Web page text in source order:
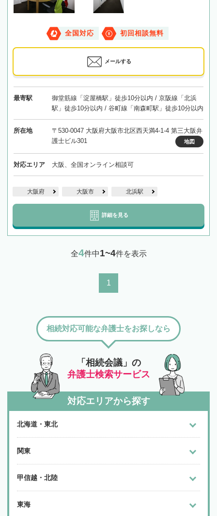
全国対応 初回相談無料
メールする
最寄駅
御堂筋線「淀屋橋駅」徒歩10分以内 / 京阪線「北浜
駅」徒歩10分以内 / 谷町線「南森町駅」徒歩10分以内
所在地
〒530-0047 大阪府大阪市北区西天満4-1-4 第三大阪弁
護士ビル301
地図
対応エリア 大阪、全国オンライン相談可
大阪府 大阪市 北浜駅
詳細を見る
全4件中1~4件を表示
1
「相続会議」の
弁護士検索サービス
相続対応可能な弁護士をお探しなら
対応エリアから探す
北海道・東北
関東
甲信越・北陸
東海